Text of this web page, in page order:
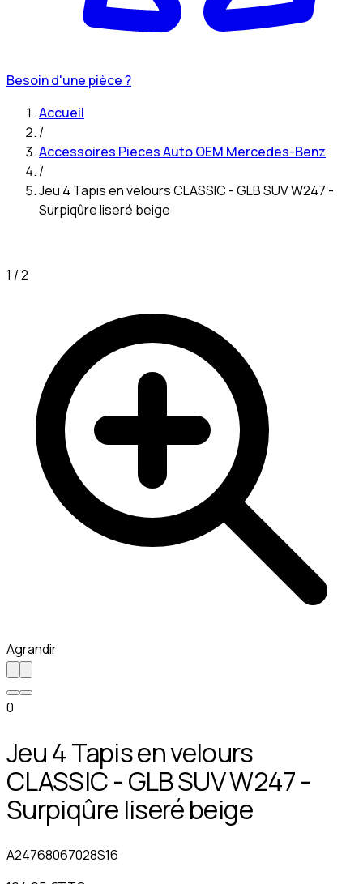
Besoin d'une pièce ?
Accueil
/
Accessoires Pieces Auto OEM Mercedes-Benz
/
Jeu 4 Tapis en velours CLASSIC - GLB SUV W247 -
Surpiqûre liseré beige
1 /2
Agrandir
0
Jeu 4 Tapis en velours
CLASSIC - GLB SUV W247 -
Surpiqûre liseré beige
A24768067028S16